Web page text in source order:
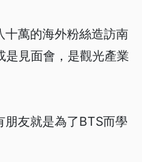
十萬的海外粉絲造訪南
是見面會，是觀光產業
友就是為了BTS而學